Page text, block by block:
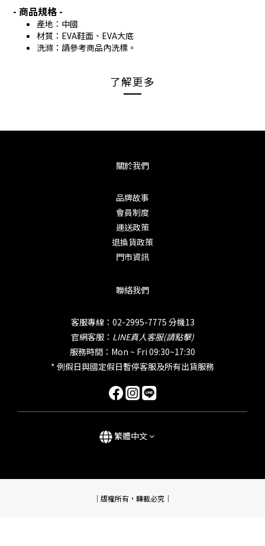
- 商品規格 -
產地：中國
材質：EVA鞋面、EVA大底
洗滌：請參考商品內洗標。
了解更多
關於我們
品牌故事
會員制度
運送政策
退換貨政策
門市資訊
聯絡我們
客服專線：02-2995-7775 分機13
官網客服： LINE真人客服(請點擊)
服務時間：Mon ~ Fri 09:30~17:30
* 例假日與國定假日暫停客服及所有出貨服務
繁體中文
｜版權所有，轉載必究｜